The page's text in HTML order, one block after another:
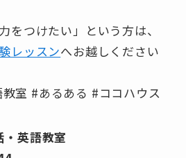
をつけたい」という方は、
レッスンへお越しください
室 #あるある #ココハウス
英語教室